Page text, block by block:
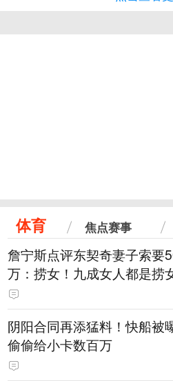
体育 焦点赛事
詹宁斯点评东契奇妻子索要
万：捞女！九成女人都是捞
阴阳合同再添猛料！快船被
偷偷给小卡数百万